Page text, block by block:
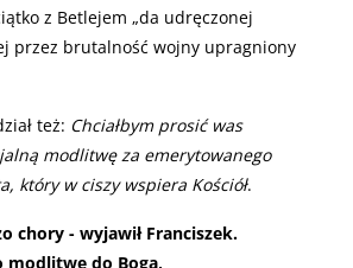
z Betlejem „da udręczonej
przez brutalność wojny upragniony
też: Chciałbym prosić was
modlitwę za emerytowanego
który w ciszy wspiera Kościół.
chory - wyjawił Franciszek.
modlitwę do Boga,